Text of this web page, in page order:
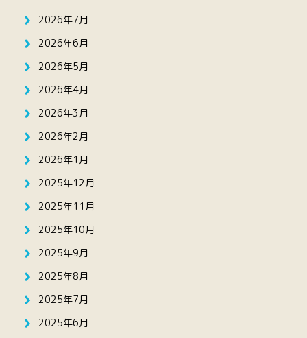
2026年7月
2026年6月
2026年5月
2026年4月
2026年3月
2026年2月
2026年1月
2025年12月
2025年11月
2025年10月
2025年9月
2025年8月
2025年7月
2025年6月